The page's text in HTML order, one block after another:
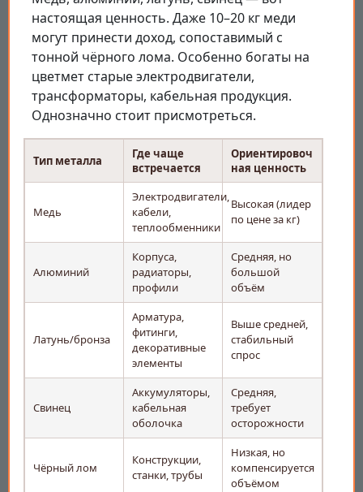
настоящая ценность. Даже 10–20 кг меди
могут принести доход, сопоставимый с
тонной чёрного лома. Особенно богаты на
цветмет старые электродвигатели,
трансформаторы, кабельная продукция.
Однозначно стоит присмотреться.
Тип металла
Где чаще
встречается
Ориентировоч
ная ценность
Медь
Электродвигатели,
кабели,
теплообменники
Высокая (лидер
по цене за кг)
Алюминий
Корпуса,
радиаторы,
профили
Средняя, но
большой
объём
Латунь/бронза
Арматура,
фитинги,
декоративные
элементы
Выше средней,
стабильный
спрос
Свинец
Аккумуляторы,
кабельная
оболочка
Средняя,
требует
осторожности
Чёрный лом
Конструкции,
станки, трубы
Низкая, но
компенсируется
объёмом